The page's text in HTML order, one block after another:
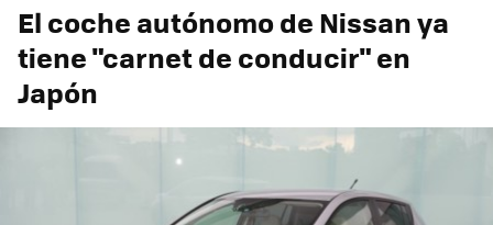
El coche autónomo de Nissan ya
tiene "carnet de conducir" en
Japón